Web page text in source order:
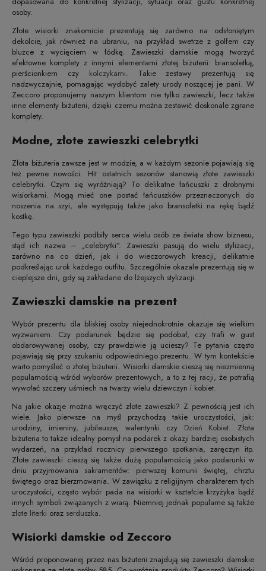
osoby.
Złote wisiorki znakomicie prezentują się zarówno na odsłoniętym
dekolcie, jak również na ubraniu, na przykład swetrze z golfem czy
bluzce z wycięciem w łódkę. Zawieszki damskie mogą tworzyć
efektowne komplety z innymi elementami złotej biżuterii: bransoletką,
pierścionkiem czy kolczykami. Takie zestawy prezentują się
nadzwyczajnie, pomagając wydobyć zalety urody noszącej je pani. W
Zeccoro proponujemy naszym klientom nie tylko zawieszki, lecz także
inne elementy biżuterii, dzięki czemu można zestawić doskonale zgrane
komplety.
Modne, złote zawieszki celebrytki
Złota biżuteria zawsze jest w modzie, a w każdym sezonie pojawiają się
też pewne nowości. Hit ostatnich sezonów stanowią złote zawieszki
celebrytki. Czym się wyróżniają? To delikatne łańcuszki z drobnymi
wisiorkami. Mogą mieć one postać łańcuszków przeznaczonych do
noszenia na szyi, ale występują także jako bransoletki na rękę bądź
kostkę.
Tego typu zawieszki podbiły serca wielu osób ze świata show biznesu,
stąd ich nazwa – „celebrytki”. Zawieszki pasują do wielu stylizacji,
zarówno na co dzień, jak i do wieczorowych kreacji, delikatnie
podkreślając urok każdego outfitu. Szczególnie okazale prezentują się w
cieplejsze dni, gdy są zakładane do lżejszych stylizacji.
Zawieszki damskie na prezent
Wybór prezentu dla bliskiej osoby niejednokrotnie okazuje się wielkim
wyzwaniem. Czy podarunek będzie się podobał, czy trafi w gust
obdarowywanej osoby, czy prawdziwie ją ucieszy? Te pytania często
pojawiają się przy szukaniu odpowiedniego prezentu. W tym kontekście
warto pomyśleć o złotej biżuterii. Wisiorki damskie cieszą się niezmienną
popularnością wśród wyborów prezentowych, a to z tej racji, że potrafią
wywołać szczery uśmiech na twarzy wielu dziewczyn i kobiet.
Na jakie okazje można wręczyć złote zawieszki? Z pewnością jest ich
wiele. Jako pierwsze na myśl przychodzą takie uroczystości, jak:
urodziny, imieniny, jubileusze, walentynki czy Dzień Kobiet. Złota
biżuteria to także idealny pomysł na podarek z okazji bardziej osobistych
wydarzeń, na przykład rocznicy pierwszego spotkania, zaręczyn itp.
Złote zawieszki cieszą się także dużą popularnością jako podarunki w
dniu przyjmowania sakramentów: pierwszej komunii świętej, chrztu
świętego oraz bierzmowania. W zawiązku z religijnym charakterem tych
uroczystości, często wybór pada na wisiorki w kształcie krzyżyka bądź
innych symboli związanych z wiarą. Niemniej jednak popularne są także
złote literki oraz serduszka.
Wisiorki damskie od Zeccoro
Wśród proponowanej przez nas biżuterii znajdują się zawieszki damskie